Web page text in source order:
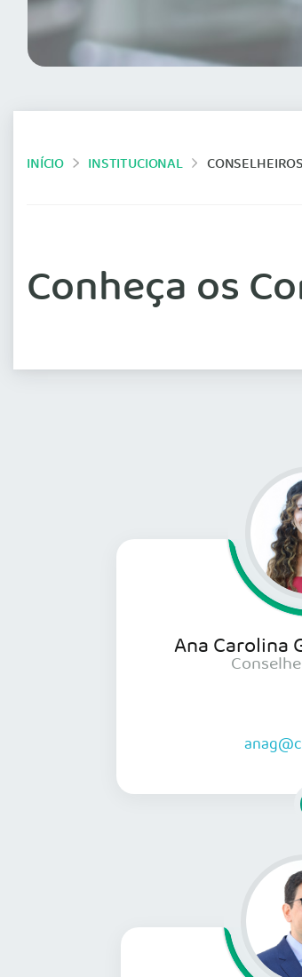
INÍCIO INSTITUCIONAL
Conheça os
Ana Carolina